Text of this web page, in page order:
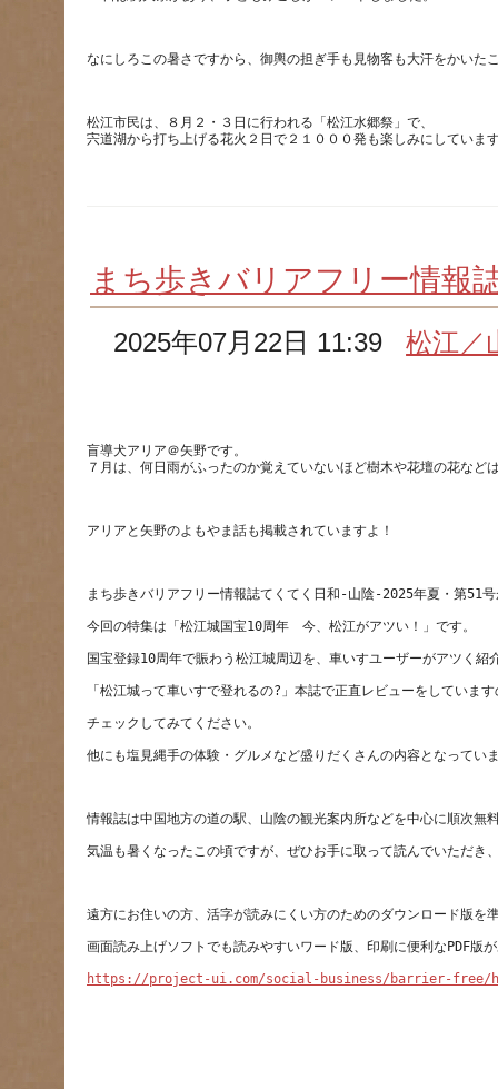
松江市民は、８月２・３日に行われる「松江水郷祭」で、
まち歩きバリアフリー情報
2025年07月22日 11:39松江／
盲導犬アリア＠矢野です。
https://project-ui.com/social-business/barrier-